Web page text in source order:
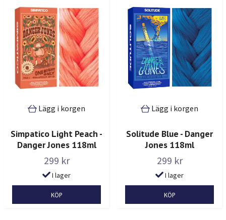
Lägg i korgen
Simpatico Light Peach -
Danger Jones 118ml
299 kr
I lager
Lägg i korgen
Solitude Blue - Danger
Jones 118ml
299 kr
I lager